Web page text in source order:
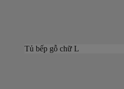
Tủ bếp gỗ chữ L